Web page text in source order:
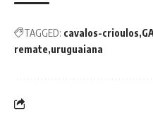
TAGGED: cavalos-crioulos
remate uruguaiana